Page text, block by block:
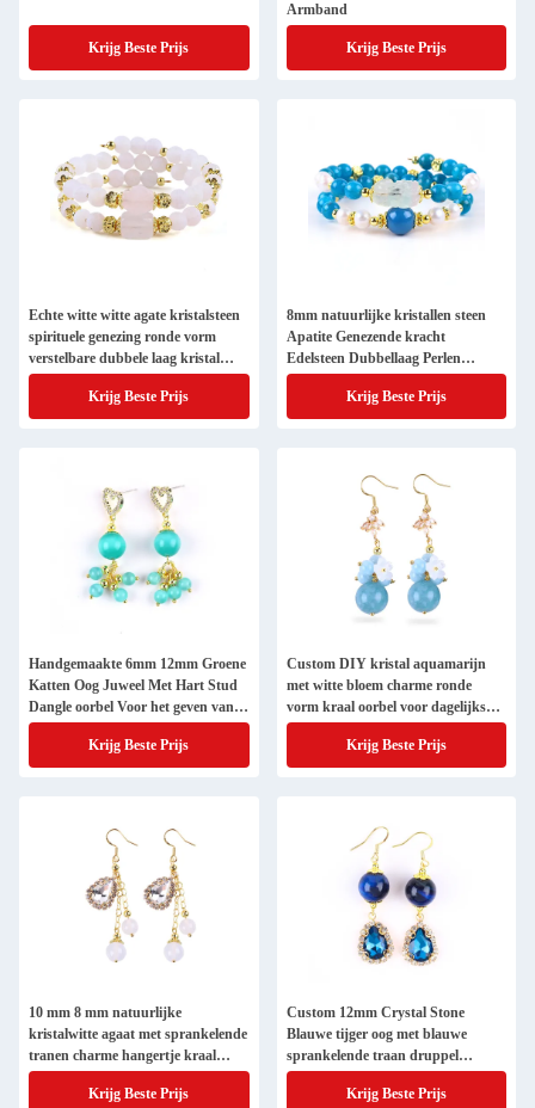
Krijg Beste Prijs
Armband
Krijg Beste Prijs
Echte witte witte agate kristalsteen
spirituele genezing ronde vorm
verstelbare dubbele laag kristal
kraal armband
Krijg Beste Prijs
8mm natuurlijke kristallen steen
Apatite Genezende kracht
Edelsteen Dubbellaag Perlen
Verstelbare Armband Voor
Juwelen Geschenk
Krijg Beste Prijs
Handgemaakte 6mm 12mm Groene
Katten Oog Juweel Met Hart Stud
Dangle oorbel Voor het geven van
cadeautjes
Krijg Beste Prijs
Custom DIY kristal aquamarijn
met witte bloem charme ronde
vorm kraal oorbel voor dagelijks
dragen
Krijg Beste Prijs
10 mm 8 mm natuurlijke
kristalwitte agaat met sprankelende
tranen charme hangertje kraal
oorbel
Krijg Beste Prijs
Custom 12mm Crystal Stone
Blauwe tijger oog met blauwe
sprankelende traan druppel
charme korte oorbel voor het geven
van cadeautjesKrijg Beste Prijs